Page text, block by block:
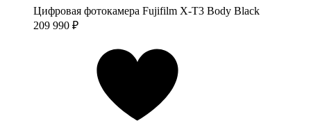
Цифровая фотокамера Fujifilm X-T3 Body Black
209 990 ₽